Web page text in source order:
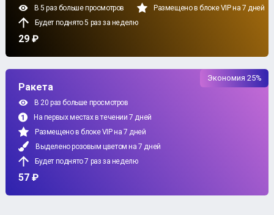
В 5 раз больше просмотров
Размещено в блоке VIP на 7 дней
Будет поднято 5 раз за неделю
29 ₽
Ракета
В 20 раз больше просмотров
На первых местах в течении 7 дней
Размещено в блоке VIP на 7 дней
Выделено розовым цветом на 7 дней
Будет поднято 7 раз за неделю
57 ₽
Экономия 25%